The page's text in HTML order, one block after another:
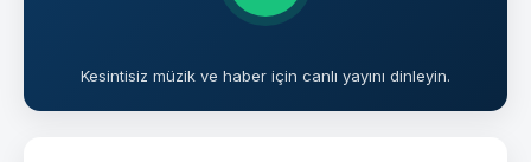
Kesintisiz müzik ve haber için canlı yayını dinleyin.